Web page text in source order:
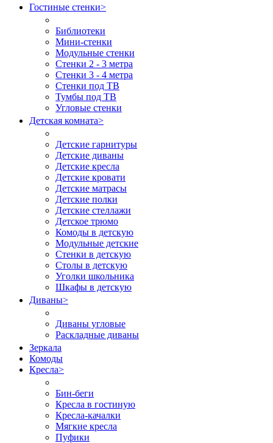
Гостиные стенки>
Библиотеки
Мини-стенки
Модульные стенки
Стенки 2 - 3 метра
Стенки 3 - 4 метра
Стенки под ТВ
Тумбы под ТВ
Угловые стенки
Детская комната>
Детские гарнитуры
Детские диваны
Детские кресла
Детские кровати
Детские матрасы
Детские полки
Детские стеллажи
Детское трюмо
Комоды в детскую
Модульные детские
Стенки в детскую
Столы в детскую
Уголки школьника
Шкафы в детскую
Диваны>
Диваны угловые
Раскладные диваны
Зеркала
Комоды
Кресла>
Бин-беги
Кресла в гостиную
Кресла-качалки
Мягкие кресла
Пуфики